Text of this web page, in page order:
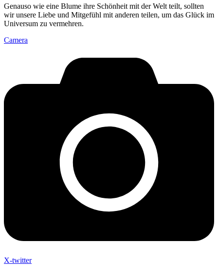
Genauso wie eine Blume ihre Schönheit mit der Welt teilt, sollten
wir unsere Liebe und Mitgefühl mit anderen teilen, um das Glück im
Universum zu vermehren.
Camera
X-twitter